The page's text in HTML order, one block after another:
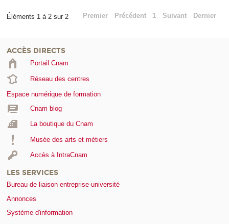
Éléments 1 à 2 sur 2 Premier Précédent 1 Suivant Dernier
ACCÈS DIRECTS
Portail Cnam
Réseau des centres
Espace numérique de formation
Cnam blog
La boutique du Cnam
Musée des arts et métiers
Accès à IntraCnam
LES SERVICES
Bureau de liaison entreprise-université
Annonces
Système d'information